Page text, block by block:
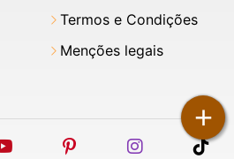
+
Termos e Condições
Menções legais
youtubepinterestinstagram